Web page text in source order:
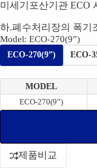
미세기포산기관 ECO
하.폐수처리장의 폭기
Model: ECO-270(9”)
ECO-270(9”) ECO-
MODEL
ECO-270(9”)
제품비교